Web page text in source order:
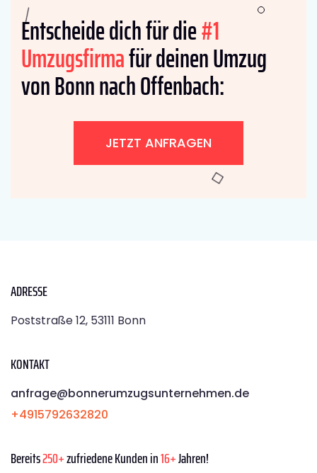
Entscheide dich für die#1
Umzugsfirmafür deinen Umzug
von Bonn nach Offenbach:
JETZT ANFRAGEN
ADRESSE
Poststraße 12, 53111 Bonn
KONTAKT
anfrage@bonnerumzugsunternehmen.de
+4915792632820
Bereits250+zufriedene Kunden in16+Jahren!